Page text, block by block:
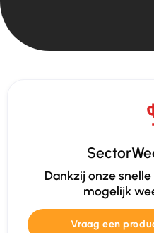
Dankzij onze
mogelijk
Vraag een